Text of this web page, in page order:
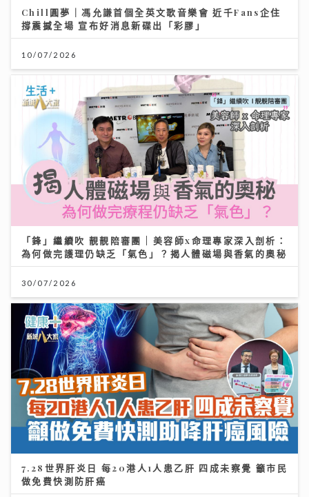
Chill圓夢｜馮允謙首個全英文歌音樂會 近千Fans企住
撐震撼全場 宣布好消息新碟出「彩膠」
10/07/2026
「鋒」繼續吹 靚靚陪審團 | 美容師x命理專家深入剖析：
為何做完護理仍缺乏「氣色」？揭人體磁場與香氣的奧秘
30/07/2026
7.28世界肝炎日 每20港人1人患乙肝 四成未察覺 籲市民
做免費快測防肝癌